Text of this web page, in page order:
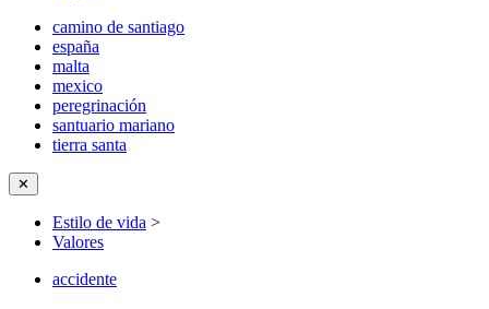
camino de santiago
españa
malta
mexico
peregrinación
santuario mariano
tierra santa
✕
Estilo de vida >
Valores
accidente